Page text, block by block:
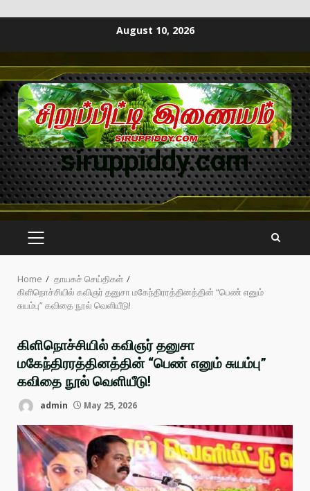
August 10, 2026
siruppiddy.com
Home
தாயகச் செய்திகள்
கிளிநொச்சியில் கவிஞர் தனுசா மகேந்திரரத்தினத்தின் “பெண் எனும்
சுயம்பு” கவிதை நூல் வெளியீடு!
கிளிநொச்சியில் கவிஞர் தனுசா
மகேந்திரரத்தினத்தின் “பெண் எனும் சுயம்பு”
கவிதை நூல் வெளியீடு!
admin May 25, 2026